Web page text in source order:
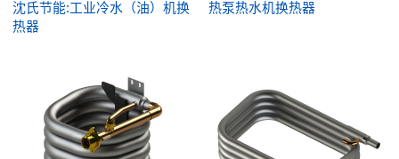
沈氏节能:工业冷水（油）机换
热器
热泵热水机换热器